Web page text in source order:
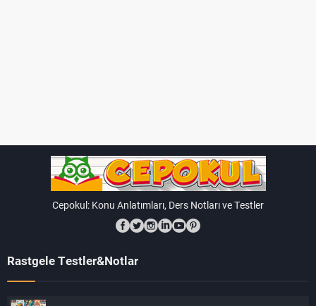
Cepokul: Konu Anlatımları, Ders Notları ve Testler
Rastgele Testler&Notlar